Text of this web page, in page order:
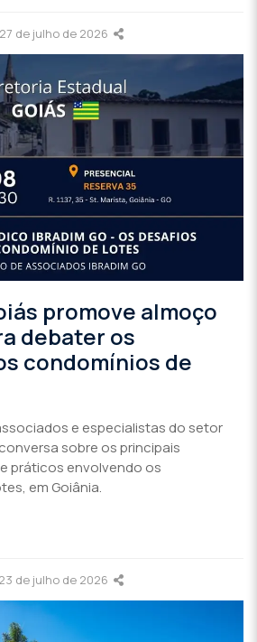
27 de julho de 2026
promove almoço
debater os
condomínios de
e especialistas do setor
sobre os principais
práticos envolvendo os
em Goiânia.
23 de julho de 2026